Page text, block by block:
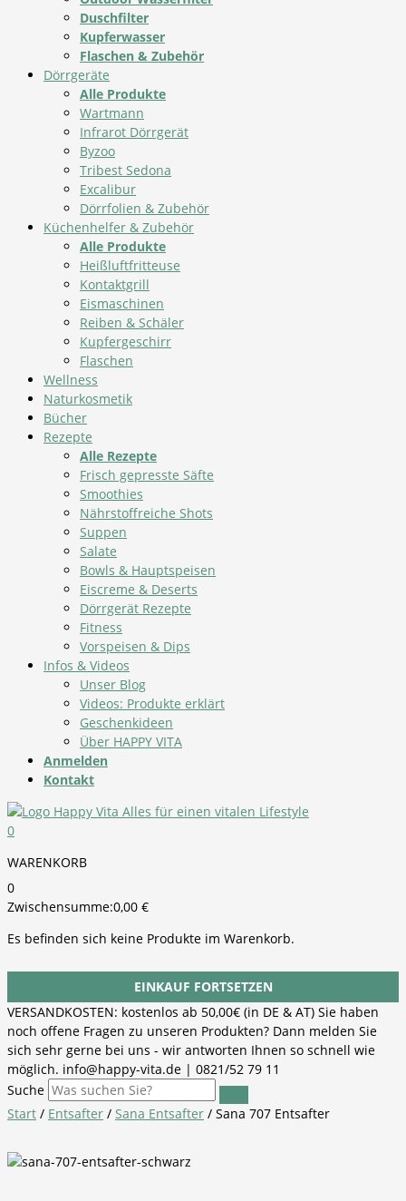
Duschfilter
Kupferwasser
Flaschen & Zubehör
Dörrgeräte
Alle Produkte
Wartmann
Infrarot Dörrgerät
Byzoo
Tribest Sedona
Excalibur
Dörrfolien & Zubehör
Küchenhelfer & Zubehör
Alle Produkte
Heißluftfritteuse
Kontaktgrill
Eismaschinen
Reiben & Schäler
Kupfergeschirr
Flaschen
Wellness
Naturkosmetik
Bücher
Rezepte
Alle Rezepte
Frisch gepresste Säfte
Smoothies
Nährstoffreiche Shots
Suppen
Salate
Bowls & Hauptspeisen
Eiscreme & Deserts
Dörrgerät Rezepte
Fitness
Vorspeisen & Dips
Infos & Videos
Unser Blog
Videos: Produkte erklärt
Geschenkideen
Über HAPPY VITA
Anmelden
Kontakt
0
WARENKORB
0
Zwischensumme:0,00 €
Es befinden sich keine Produkte im Warenkorb.
EINKAUF FORTSETZEN
VERSANDKOSTEN: kostenlos ab 50,00€ (in DE & AT) Sie haben
noch offene Fragen zu unseren Produkten? Dann melden Sie
sich sehr gerne bei uns - wir antworten Ihnen so schnell wie
möglich. info@happy-vita.de | 0821/52 79 11
Suche
Start / Entsafter / Sana Entsafter / Sana 707 Entsafter